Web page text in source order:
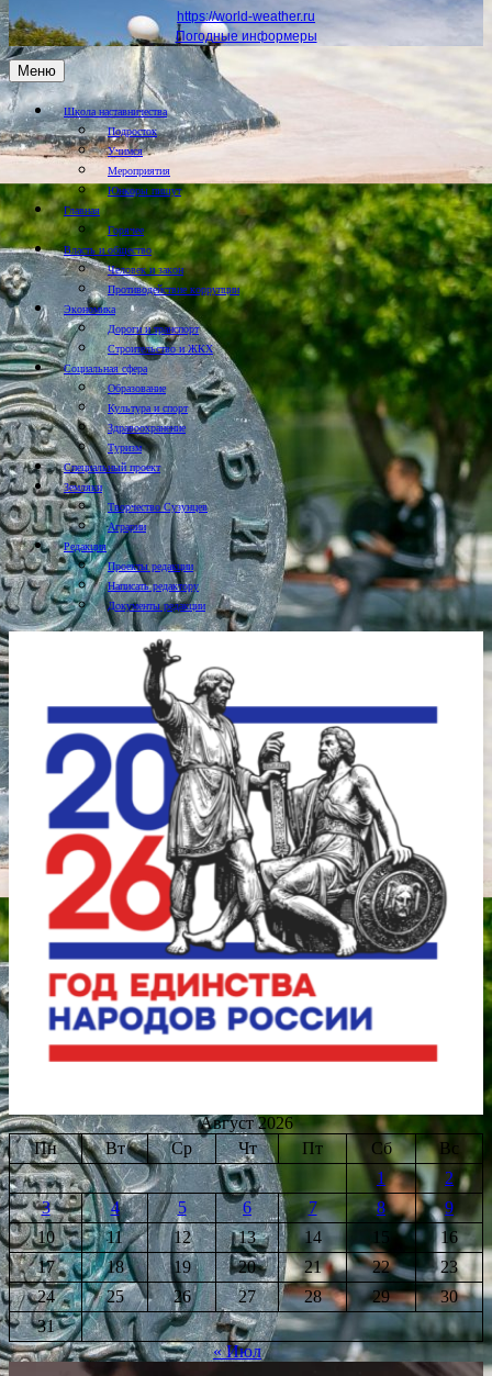
https://world-weather.ru
Погодные информеры
Меню
Школа наставничества
Подросток
Учимся
Мероприятия
Юнкоры пишут
Главная
Горячее
Власть и общество
Человек и закон
Противодействие коррупции
Экономика
Дороги и транспорт
Строительство и ЖКХ
Социальная сфера
Образование
Культура и спорт
Здравоохранение
Туризм
Специальный проект
Земляки
Творчество Сузунцев
Аграрии
Редакция
Проекты редакции
Написать редактору
Документы редакции
Август 2026
Пн
Вт Ср Чт Пт Сб
Вс
1
2
3
4 5 6 7 8
9
10
11 12 13 14 15
16
17
18 19 20 21 22
23
24
25 26 27 28 29
30
31
« Июл